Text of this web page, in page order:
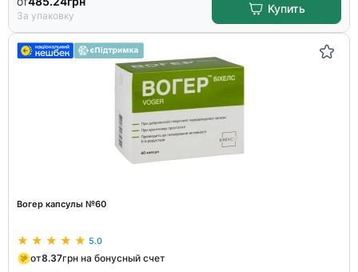
За упаковку
Купить
Вогер капсулы №60
5.0
от8.37грн на бонусный счет